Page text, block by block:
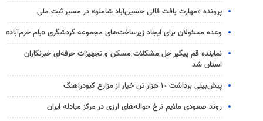
پرونده «مهارت بافت قالی حسین‌آباد شاملو» در مسیر ثبت ملی
وعده مسئولان برای ایجاد زیرساخت‌های مجموعه گردشگری «بام خرم‌آباد»
نماینده قم پیگیر حل مشکلات مسکن و تجهیزات حرفه‌ای خبرنگاران
استان شد
پیش‌بینی برداشت ۱۰ هزار تن خیار از مزارع کبودراهنگ
روند صعودی ملایم نرخ حواله‌های ارزی در مرکز مبادله ایران